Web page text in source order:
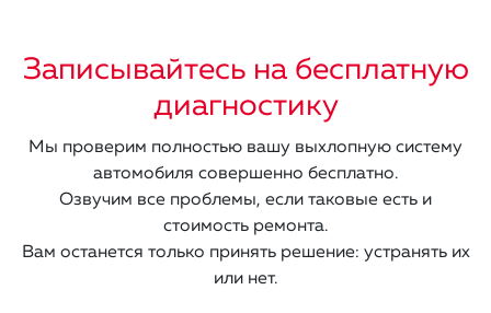
Записывайтесь на бесплатную
диагностику
Мы проверим полностью вашу выхлопную систему
автомобиля совершенно бесплатно.
Озвучим все проблемы, если таковые есть и
стоимость ремонта.
Вам останется только принять решение: устранять их
или нет.